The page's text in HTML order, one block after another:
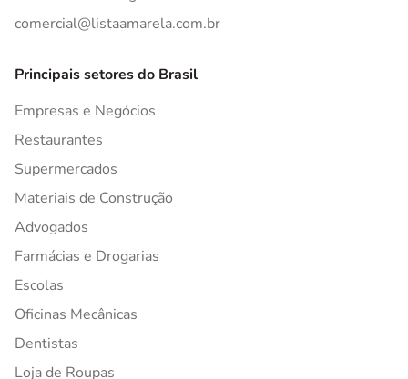
comercial@listaamarela.com.br
Principais setores do Brasil
Empresas e Negócios
Restaurantes
Supermercados
Materiais de Construção
Advogados
Farmácias e Drogarias
Escolas
Oficinas Mecânicas
Dentistas
Loja de Roupas